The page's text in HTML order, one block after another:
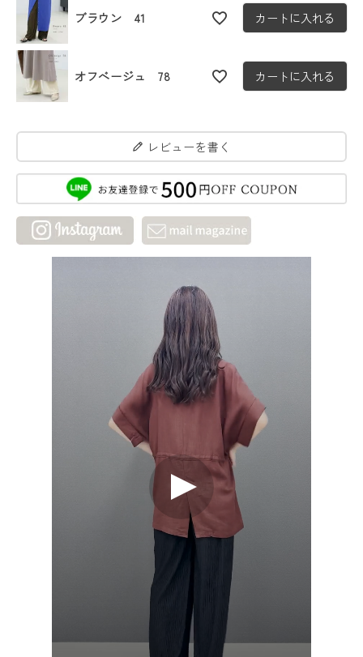
ブラウン 41 カートに入れる
オフベージュ 78 カートに入れる
レビューを書く